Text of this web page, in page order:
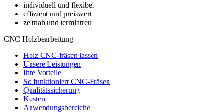
individuell und flexibel
effizient und preiswert
zeitnah und termintreu
CNC Holzbearbeitung
Holz CNC-fräsen lassen
Unsere Leistungen
Ihre Vorteile
So funktioniert CNC-Fräsen
Qualitätssicherung
Kosten
Anwendungsbereiche